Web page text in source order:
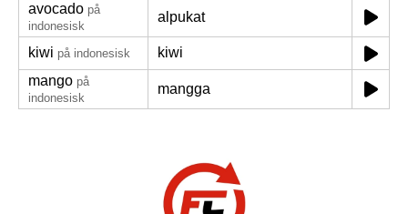
avocado på
indonesisk
alpukat
kiwi på indonesisk
kiwi
mango på
indonesisk
mangga